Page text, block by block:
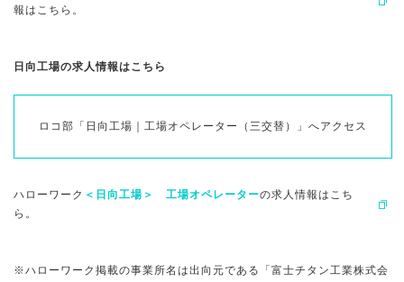
報はこちら。
日向工場の求人情報はこちら
ロコ部「日向工場｜工場オペレーター（三交替）」へアクセス
ハローワーク ＜日向工場＞ 工場オペレーターの求人情報はこち
ら。
※ハローワーク掲載の事業所名は出向元である「富士チタン工業株式会